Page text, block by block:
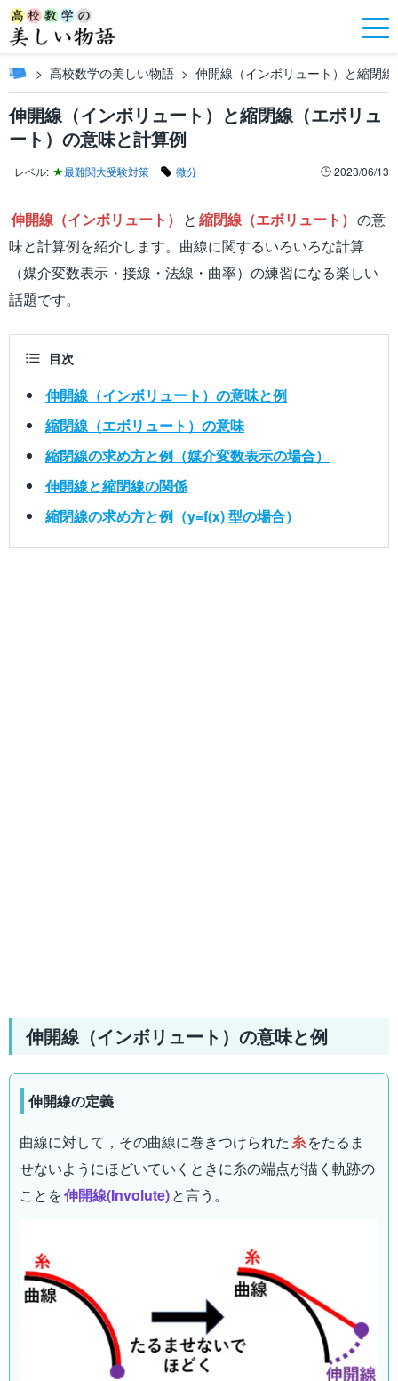
高校数学の美しい物語 伸開線（インボリュート）と縮閉
伸開線（インボリュート）と縮閉線（エボリュ
ート）の意味と計算例
レベル: ★最難関大受験対策 微分 2023/06/13
伸開線（インボリュート） と 縮閉線（エボリュート） の意
味と計算例を紹介します。曲線に関するいろいろな計算
（媒介変数表示・接線・法線・曲率）の練習になる楽しい
話題です。
目次
伸開線（インボリュート）の意味と例
縮閉線（エボリュート）の意味
縮閉線の求め方と例（媒介変数表示の場合）
伸開線と縮閉線の関係
縮閉線の求め方と例（y=f(x) 型の場合）
伸開線（インボリュート）の意味と例
伸開線の定義
曲線に対して，その曲線に巻きつけられた糸をたるま
せないようにほどいていくときに糸の端点が描く軌跡の
ことを伸開線(Involute)と言う。